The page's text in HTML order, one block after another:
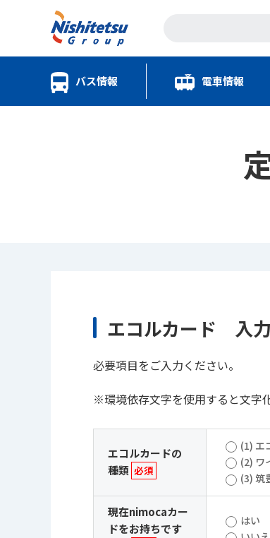
バス情報 電車情報
エコルカード 入力
必要項目をご入力ください。
※環境依存文字を使用すると文字
エコルカードの
種類 必須
(1) エ
(2) ワ
(3) 筑
現在nimocaカー
ドをお持ちです
はい